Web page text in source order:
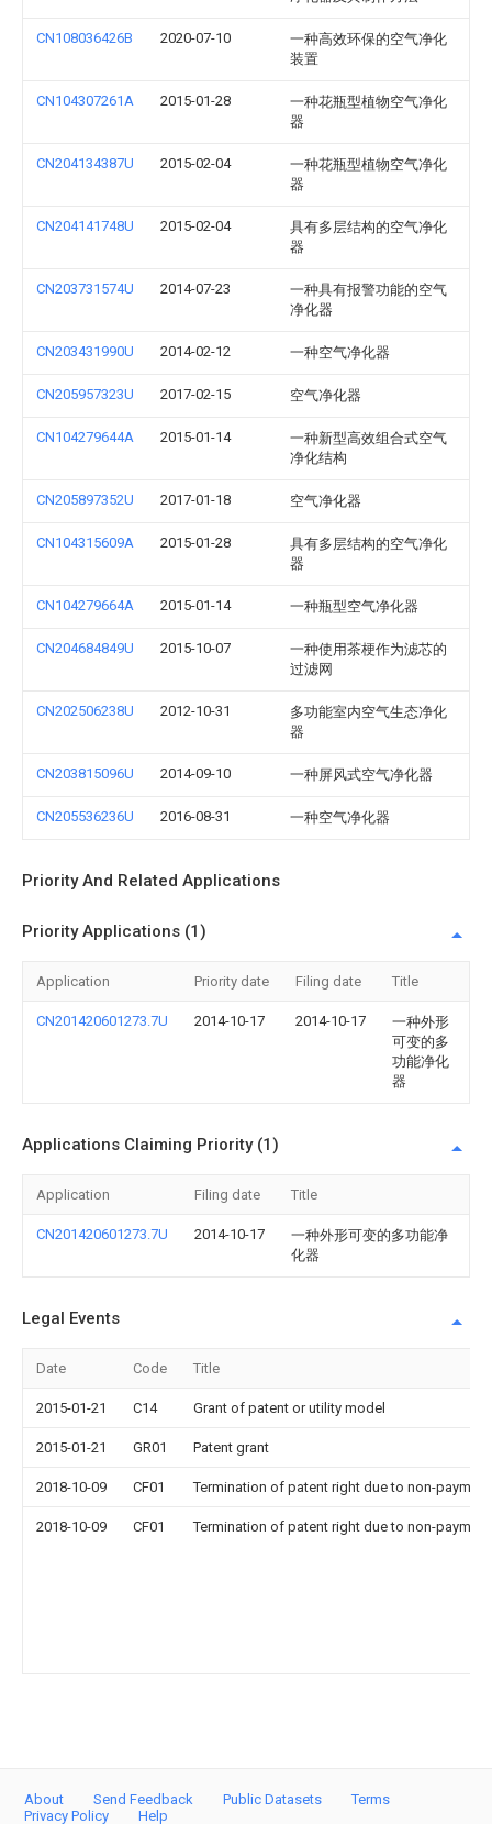
CN108036426B 2020-07-10
一种高效环保的空气净化
装置
CN104307261A 2015-01-28
一种花瓶型植物空气净化
器
CN204134387U 2015-02-04
一种花瓶型植物空气净化
器
CN204141748U 2015-02-04
具有多层结构的空气净化
器
CN203731574U 2014-07-23
一种具有报警功能的空气
净化器
CN203431990U 2014-02-12 一种空气净化器
CN205957323U 2017-02-15 空气净化器
CN104279644A 2015-01-14
一种新型高效组合式空气
净化结构
CN205897352U 2017-01-18 空气净化器
CN104315609A 2015-01-28
具有多层结构的空气净化
器
CN104279664A 2015-01-14 一种瓶型空气净化器
CN204684849U 2015-10-07
一种使用茶梗作为滤芯的
过滤网
CN202506238U 2012-10-31
多功能室内空气生态净化
器
CN203815096U 2014-09-10 一种屏风式空气净化器
CN205536236U 2016-08-31 一种空气净化器
Priority And Related Applications
Priority Applications (1)
Application Priority date Filing date Title
CN201420601273.7U 2014-10-17 2014-10-17
一种外形
可变的多
功能净化
器
Applications Claiming Priority (1)
Application Filing date Title
CN201420601273.7U 2014-10-17
一种外形可变的多功能净
化器
Legal Events
Date Code Title
2015-01-21 C14 Grant of patent or utility model
2015-01-21 GR01 Patent grant
2018-10-09 CF01 Termination of patent right due to non-
2018-10-09 CF01 Termination of patent right due to non-
About Send Feedback Public Datasets
Terms
Privacy Policy
Help